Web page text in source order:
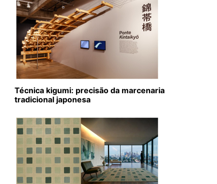
Técnica kigumi: precisão da marcenaria
tradicional japonesa